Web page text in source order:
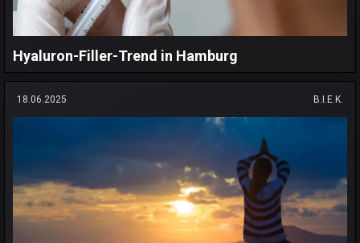
Hyaluron-Filler-Trend in Hamburg
18.06.2025 B.I.E.K.